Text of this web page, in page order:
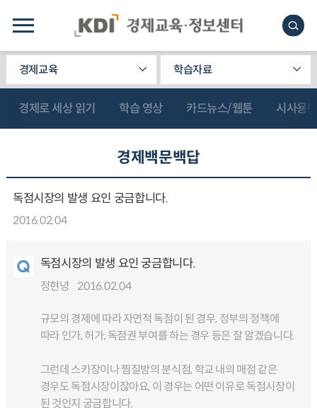
경제교육 학습자료
경제로 세상 읽기 학습 영상 카드뉴스/웹툰 시사용
경제백문백답
독점시장의 발생 요인 궁금합니다.
2016.02.04
독점시장의 발생 요인 궁금합니다.
정현녕 2016.02.04
규모의 경제에 따라 자연적 독점이 된 경우, 정부의 정책에
따라 인가, 허가, 독점권 부여를 하는 경우 등은 잘 알겠습니다.
그런데 스키장이나 찜질방의 분식점, 학교 내의 매점 같은
경우도 독점시장이잖아요, 이 경우는 어떤 이유로 독점시장이
된 것인지 궁금합니다.